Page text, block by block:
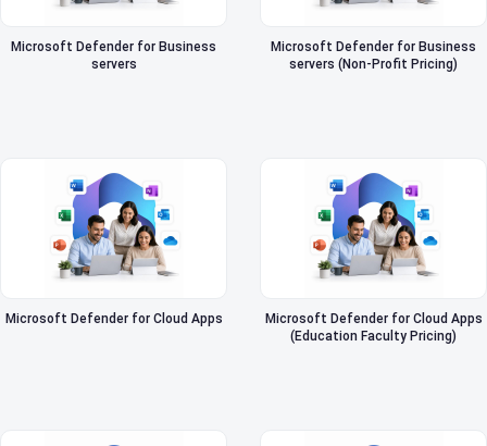
Microsoft Defender for Business
servers
Microsoft Defender for Business
servers (Non-Profit Pricing)
Microsoft Defender for Cloud Apps
Microsoft Defender for Cloud Apps
(Education Faculty Pricing)